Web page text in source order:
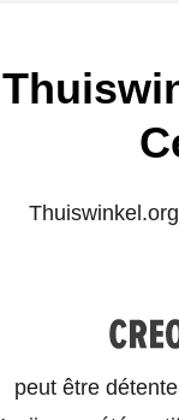
peut être